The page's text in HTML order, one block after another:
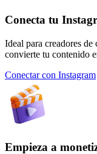
Conecta tu
Ideal para creadores
convierte tu contenido
Conectar con Instagram
Empieza a